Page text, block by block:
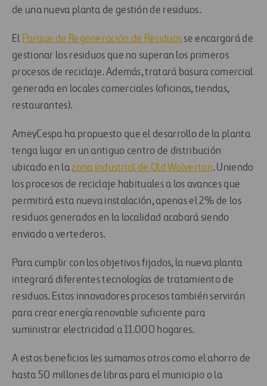
de una nueva planta de gestión de residuos.
El Parque de Regeneración de Residuosse encargará de
gestionar los residuos que no superan los primeros
procesos de reciclaje. Además, tratará basura comercial
generada en locales comerciales (oficinas, tiendas,
restaurantes).
AmeyCespa ha propuesto que el desarrollo de la planta
tenga lugar en un antiguo centro de distribución
ubicado en lazona industrial de Old Wolverton. Uniendo
los procesos de reciclaje habituales a los avances que
permitirá esta nueva instalación, apenas el 2% de los
residuos generados en la localidad acabará siendo
enviado a vertederos.
Para cumplir con los objetivos fijados, la nueva planta
integrará diferentes tecnologías de tratamiento de
residuos. Estos innovadores procesos también servirán
para crear energía renovable suficiente para
suministrar electricidad a 11.000 hogares.
A estos beneficios les sumamos otros como el ahorro de
hasta 50 millones de libras para el municipio o la